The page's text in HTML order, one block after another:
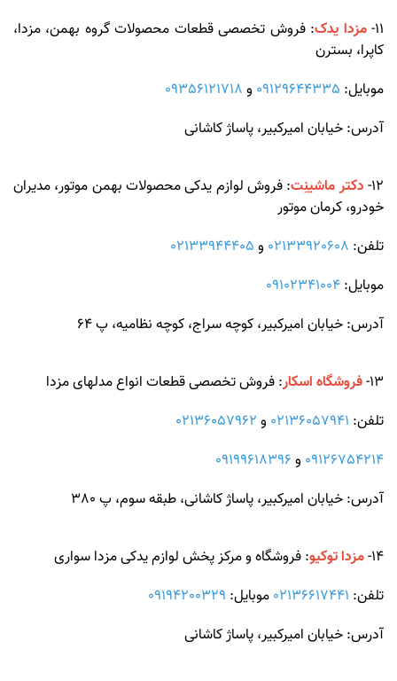
11- مزدا یدک: فروش تخصصی قطعات محصولات گروه بهمن، مزدا،
کاپرا، بسترن
موبایل: 09129644335 و 09356121718
آدرس: خیابان امیرکبیر، پاساژ کاشانی
12- دکتر ماشینِت: فروش لوازم یدکی محصولات بهمن موتور، مدیران
خودرو، کرمان موتور
تلفن: 02133920608 و 02133944405
موبایل: 09102341004
آدرس: خیابان امیرکبیر، کوچه سراج، کوچه نظامیه، پ 64
13- فروشگاه اسکار: فروش تخصصی قطعات انواع مدلهای مزدا
تلفن: 02136057941 و 02136057962
09126754214 و 09199618396
آدرس: خیابان امیرکبیر، پاساژ کاشانی، طبقه سوم، پ 380
14- مزدا توکیو: فروشگاه و مرکز پخش لوازم یدکی مزدا سواری
تلفن: 02136617441 موبایل: 09194200329
آدرس: خیابان امیرکبیر، پاساژ کاشانی